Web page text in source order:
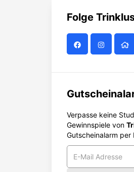
Folge
Verpasse keine
Gewinnspiele von
Gutscheinalarm per